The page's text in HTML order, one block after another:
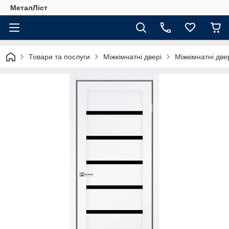
МеталЛіст
Товари та послуги Міжкімнатні двері Міжкімнатні